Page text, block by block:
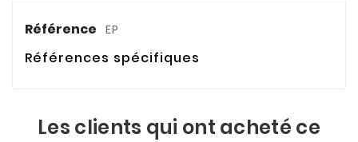
Référence EP
Références spécifiques
Les clients qui ont acheté ce